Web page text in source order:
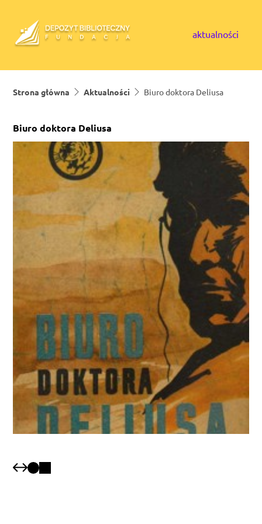
aktualności
Strona główna Aktualności Biuro doktora Deliusa
Biuro doktora Deliusa